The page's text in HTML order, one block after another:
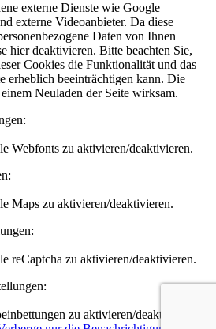
externe Dienste wie Google
externe Videoanbieter. Da diese
Daten von Ihnen
hier deaktivieren. Bitte beachten Sie,
Cookies die Funktionalität und das
erheblich beeinträchtigen kann. Die
Neuladen der Seite wirksam.
Webfonts zu aktivieren/deaktivieren.
Maps zu aktivieren/deaktivieren.
reCaptcha zu aktivieren/deaktivieren.
zu aktivieren/deaktivieren.